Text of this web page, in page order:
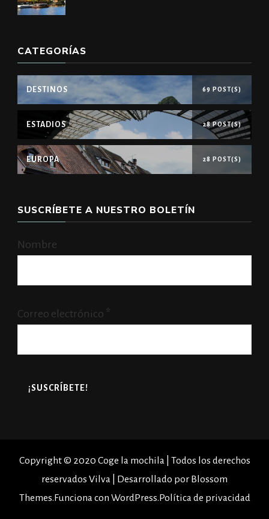
CATEGORÍAS
DESTINOS 69 POST(S)
ESTADIOS 28 POST(S)
EUROPA 28 POST(S)
SUSCRÍBETE A NUESTRO BOLETÍN
Nombre
Correo electrónico *
Copyright © 2020 Coge la mochila | Todos los derechos
reservados Vilva | Desarrollado por Blossom
Themes.Funciona con WordPress.Política de privacidad